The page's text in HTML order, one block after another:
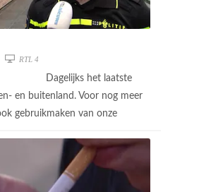
RTL 4
Dagelijks het laatste
en buitenland. Voor nog meer
gebruikmaken van onze